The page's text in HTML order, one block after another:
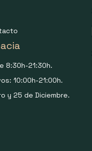
8:30h-21:30h.
10:00h-21:00h.
y 25 de Diciembre.